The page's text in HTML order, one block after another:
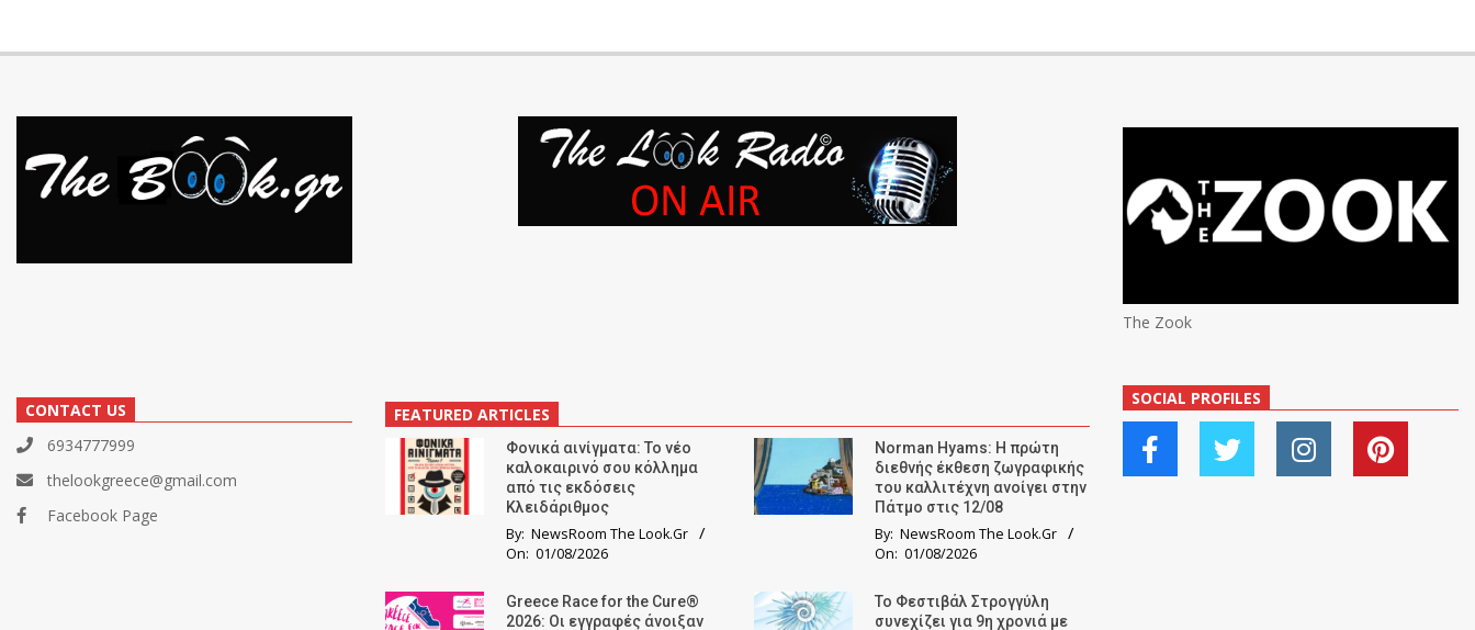
CONTACT US
6934777999
thelookgreece@gmail.com
Facebook Page
FEATURED ARTICLES
Φονικά αινίγματα: Το νέο
καλοκαιρινό σου κόλλημα
από τις εκδόσεις
Κλειδάριθμος
By: NewsRoom The Look.Gr
On: 01/08/2026
Greece Race for the Cure®
2026: Οι εγγραφές άνοιξαν
Norman Hyams: Η πρώτη
διεθνής έκθεση ζωγραφικής
του καλλιτέχνη ανοίγει στην
Πάτμο στις 12/08
By: NewsRoom The Look.Gr
On: 01/08/2026
Το Φεστιβάλ Στρογγύλη
συνεχίζει για 9η χρονιά με
The Zook
SOCIAL PROFILES